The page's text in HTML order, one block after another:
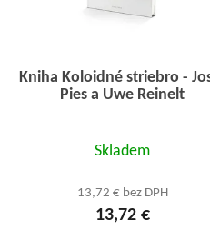
Kniha Koloidné striebro -
Pies a Uwe Reinelt
produktu
je
Skladem
13,72 € bez DPH
13,72 €